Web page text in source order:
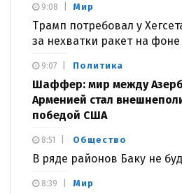
Мир
Трамп потребовал у
за нехватки ракет на
9:08
Политика
Шаффер: мир между
Арменией стал
победой США
9:07
Общество
В ряде районов Баку не
8:51
Мир
8:39